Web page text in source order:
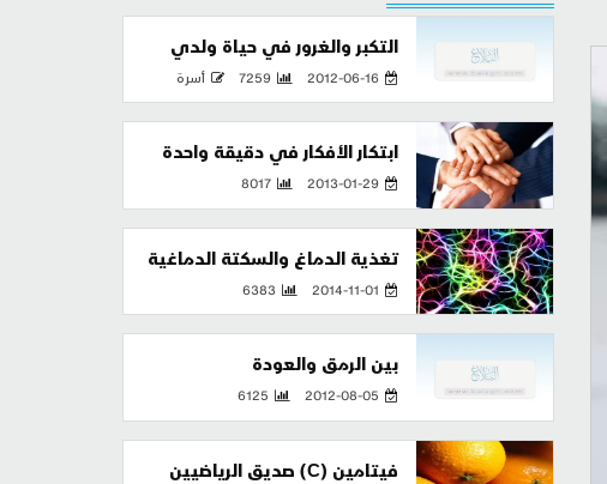
التكبر والغرور في حياة ولدي
2012-06-16
7259 أسرة
ابتكار الأفكار في دقيقة واحدة
2013-01-29
8017
تغذية الدماغ والسكتة الدماغية
2014-11-01
6383
بين الرمق والعودة
2012-08-05
6125
فيتامين (C) صديق الرياضيين